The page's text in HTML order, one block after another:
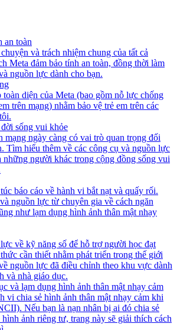
an toàn
và trách nhiệm chung của tất cả
Meta đảm bảo tính an toàn, đồng thời làm
nguồn lực dành cho bạn.
diện của Meta (bao gồm nỗ lực chống
trên mạng) nhằm bảo vệ trẻ em trên các
sống vui khỏe
ngày càng có vai trò quan trọng đối
Tìm hiểu thêm về các công cụ và nguồn lực
những người khác trong cộng đồng sống vui
báo cáo về hành vi bắt nạt và quấy rối.
nguồn lực từ chuyên gia về cách ngăn
như lạm dụng hình ảnh thân mật nhạy
về kỹ năng số để hỗ trợ người học đạt
cần thiết nhằm phát triển trong thế giới
nguồn lực đã điều chỉnh theo khu vực dành
và nhà giáo dục.
và lạm dụng hình ảnh thân mật nhạy cảm
vi chia sẻ hình ảnh thân mật nhạy cảm khi
Nếu bạn là nạn nhân bị ai đó chia sẻ
hình ảnh riêng tư, trang này sẽ giải thích cách